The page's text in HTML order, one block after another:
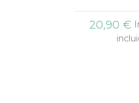
21,90 €